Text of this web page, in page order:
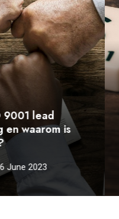
lead
waarom is
June 2023